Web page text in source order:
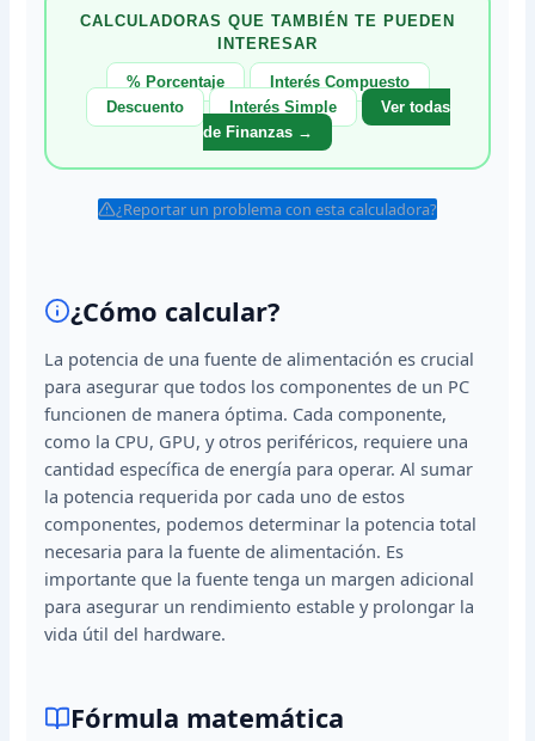
CALCULADORAS QUE TAMBIÉN TE PUEDEN
INTERESAR
% Porcentaje
Interés Compuesto
Descuento
Interés Simple
Ver todas
de Finanzas →
¿Reportar un problema con esta calculadora?
¿Cómo calcular?
La potencia de una fuente de alimentación es crucial
para asegurar que todos los componentes de un PC
funcionen de manera óptima. Cada componente,
como la CPU, GPU, y otros periféricos, requiere una
cantidad específica de energía para operar. Al sumar
la potencia requerida por cada uno de estos
componentes, podemos determinar la potencia total
necesaria para la fuente de alimentación. Es
importante que la fuente tenga un margen adicional
para asegurar un rendimiento estable y prolongar la
vida útil del hardware.
Fórmula matemática